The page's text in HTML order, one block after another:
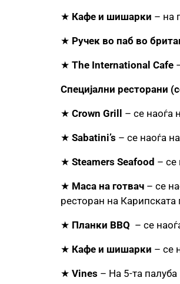
★ Кафе и шишарки – на
★ Ручек во паб во
★ The International Cafe
Специјални ресторани
★ Crown Grill – се наоѓа
★ Sabatini’s – се наоѓа
★ Steamers Seafood – се
★ Маса на готвач – се
ресторан на Карипската
★ Планки BBQ – се
★ Кафе и шишарки – се
★ Vines – На 5-та палуба